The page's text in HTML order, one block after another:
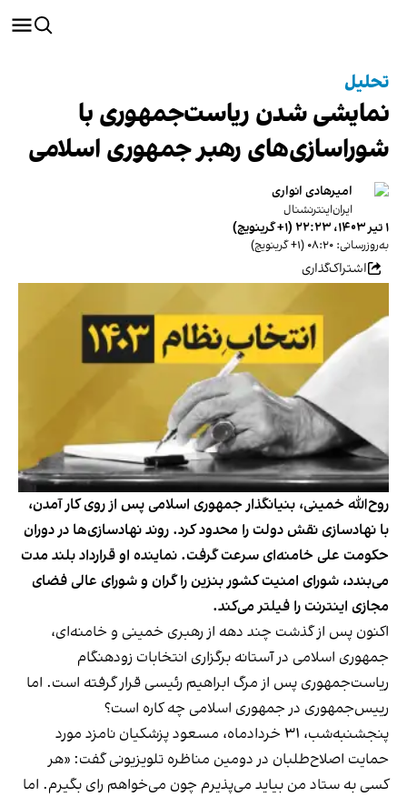
تحلیل
نمایشی شدن ریاست‌جمهوری با
شوراسازی‌های رهبر جمهوری اسلامی
امیرهادی انواری
ایران‌اینترنشنال
۱ تیر ۱۴۰۳، ۲۲:۲۳ (‎+۱ گرینویچ)
به‌روزرسانی: ۰۸:۲۰ (‎+۱ گرینویچ)
اشتراک‌گذاری
روح‌الله خمینی، بنیانگذار جمهوری اسلامی پس از روی کار آمدن،
با نهادسازی نقش دولت را محدود کرد. روند نهادسازی‌ها در دوران
حکومت علی خامنه‌ای سرعت گرفت. نماینده او قرارداد بلند مدت
می‌بندد، شورای امنیت کشور بنزین را گران و شورای عالی فضای
مجازی اینترنت را فیلتر می‌کند.
اکنون پس از گذشت چند دهه از رهبری خمینی و خامنه‌ای،
جمهوری اسلامی در آستانه برگزاری انتخابات زودهنگام
ریاست‌جمهوری پس از مرگ ابراهیم رئیسی قرار گرفته است. اما
ر‌ییس‌جمهوری در جمهوری اسلامی چه کاره است؟
پنجشنبه‌شب، ۳۱ خردادماه، مسعود پزشکیان نامزد مورد
حمایت اصلاح‌طلبان در دومین مناظره تلویزیونی گفت: «هر
کسی به ستاد من بیاید می‌پذیرم چون می‌خواهم رای بگیرم. اما